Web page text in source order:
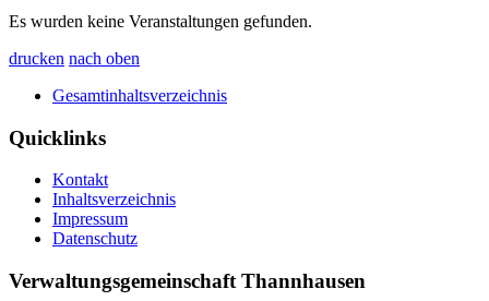
Es wurden keine Veranstaltungen gefunden.
drucken nach oben
Gesamtinhaltsverzeichnis
Quicklinks
Kontakt
Inhaltsverzeichnis
Impressum
Datenschutz
Verwaltungsgemeinschaft Thannhausen